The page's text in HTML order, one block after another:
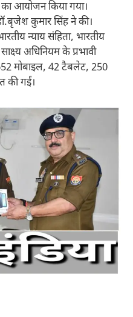
आयोजन किया गया।
कुमार सिंह ने की।
न्याय संहिता, भारतीय
अधिनियम के प्रभावी
मोबाइल, 42 टैबलेट, 250
की गईं।